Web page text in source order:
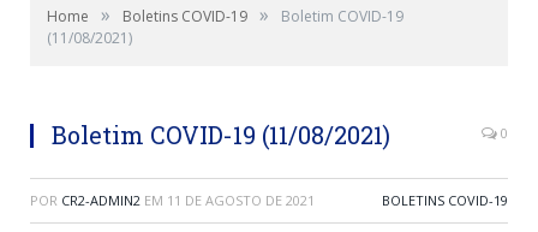
Home » Boletins COVID-19 »
Boletim COVID-19
(11/08/2021)
Boletim COVID-19 (11/08/2021) 0
POR CR2-ADMIN2 EM 11 DE AGOSTO DE 2021 BOLETINS COVID-19